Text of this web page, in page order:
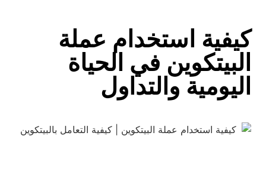
كيفية استخدام عملة
البيتكوين في الحياة
اليومية والتداول